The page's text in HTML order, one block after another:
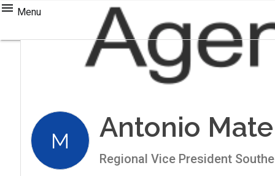
Menu
M Antonio
Regional Vice President